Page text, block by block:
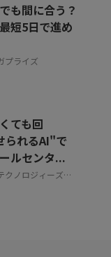
も間に合う？
短5日で進め
プライズ
ても回
られるAI"で
ルセンタ...
クノロジィーズ株